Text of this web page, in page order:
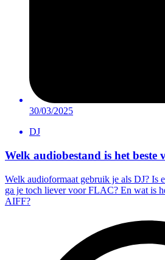
30/03/2025
DJ
Welk audiobestand is het beste
Welk audioformaat gebruik je als DJ? Is
ga je toch liever voor FLAC? En wat is
AIFF?